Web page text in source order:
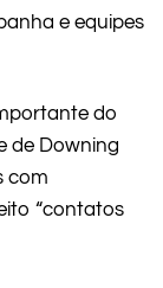
e equipes
do
de Downing
com
“contatos